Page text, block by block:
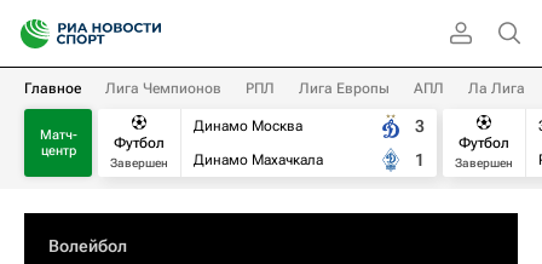
Главное Лига Чемпионов РПЛ Лига Европы АПЛ Ла Лига
Матч-
центр
Футбол
Завершен
Динамо Москва
Динамо Махачкала
3
1
Футбол
Завершен
Волейбол